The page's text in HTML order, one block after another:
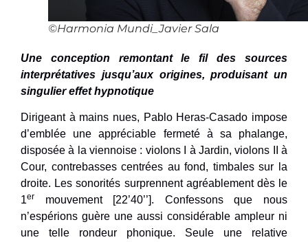
©Harmonia Mundi_Javier Sala
Une conception remontant le fil des sources
interprétatives jusqu’aux origines, produisant un
singulier effet hypnotique
Dirigeant à mains nues, Pablo Heras-Casado impose
d’emblée une appréciable fermeté à sa phalange,
disposée à la viennoise : violons I à Jardin, violons II à
Cour, contrebasses centrées au fond, timbales sur la
droite. Les sonorités surprennent agréablement dès le
1er
mouvement [22’40’’]. Confessons que nous
n’espérions guère une aussi considérable ampleur ni
une telle rondeur phonique. Seule une relative